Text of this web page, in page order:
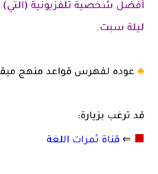
أفضل شخصية تلفزيونية
ليلة سبت.
♣️ عوده لفهرس قواعد منهج ميقا
قد ترغب بزيارة:
⬛
⇐ قناة ثمرات اللغة